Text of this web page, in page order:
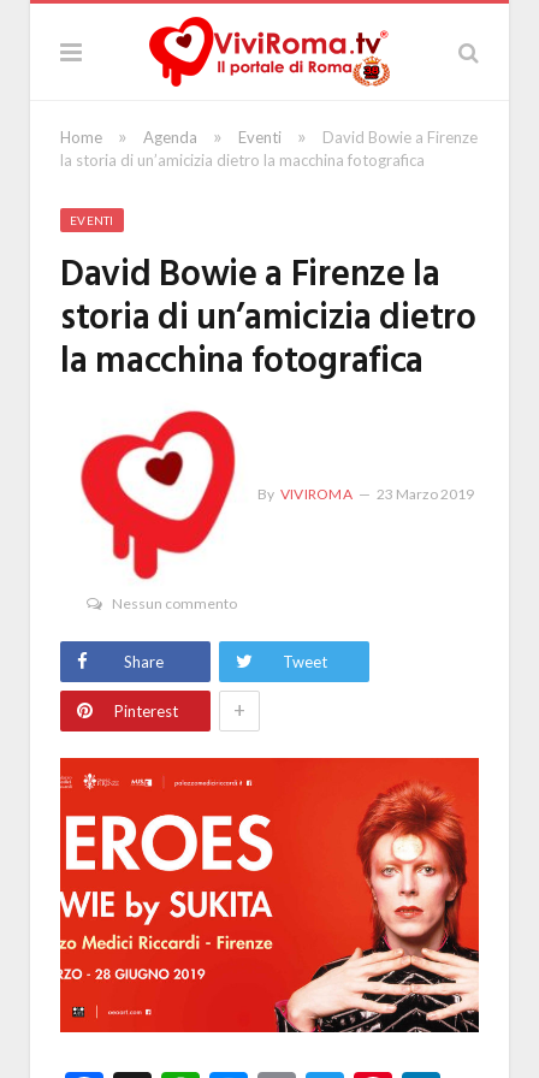
Home » Agenda » Eventi »
David Bowie a Firenze
la storia di un’amicizia dietro la macchina fotografica
EVENTI
David Bowie a Firenze la
storia di un’amicizia dietro
la macchina fotografica
By VIVIROMA 23 Marzo 2019
Nessun commento
Share Tweet
Pinterest +